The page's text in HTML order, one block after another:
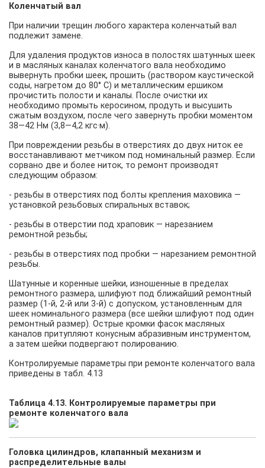
Коленчатый вал
При наличии трещин любого характера коленчатый вал
подлежит замене.
Для удаления продуктов износа в полостях шатунных шеек
и в масляных каналах коленчатого вала необходимо
вывернуть пробки шеек, прошить (раствором каустической
соды, нагретом до 80° С) и металлическим ершиком
прочистить полости и каналы. После очистки их
необходимо промыть керосином, продуть и высушить
сжатым воздухом, после чего завернуть пробки моментом
38—42 Нм (3,8—4,2 кгс·м).
При повреждении резьбы в отверстиях до двух ниток ее
восстанавливают метчиком под номинальный размер. Если
сорвано две и более ниток, то ремонт производят
следующим образом:
- резьбы в отверстиях под болты крепления маховика —
установкой резьбовых спиральных вставок;
- резьбы в отверстии под храповик — нарезанием
ремонтной резьбы;
- резьбы в отверстиях под пробки — нарезанием ремонтной
резьбы.
Шатунные и коренные шейки, изношенные в пределах
ремонтного размера, шлифуют под ближайший ремонтный
размер (1-й, 2-й или 3-й) с допуском, установленным для
шеек номинального размера (все шейки шлифуют под один
ремонтный размер). Острые кромки фасок масляных
каналов притупляют конусным абразивным инструментом,
а затем шейки подвергают полированию.
Контролируемые параметры при ремонте коленчатого вала
приведены в табл. 4.13
Таблица 4.13. Контролируемые параметры при
ремонте коленчатого вала
Головка цилиндров, клапанный механизм и
распределительные валы